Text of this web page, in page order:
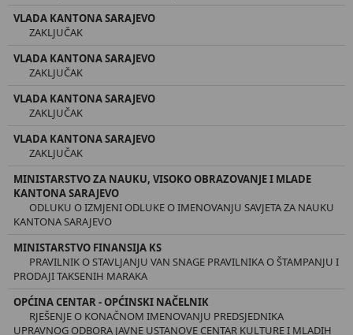
VLADA KANTONA SARAJEVO
ZAKLJUČAK
VLADA KANTONA SARAJEVO
ZAKLJUČAK
VLADA KANTONA SARAJEVO
ZAKLJUČAK
VLADA KANTONA SARAJEVO
ZAKLJUČAK
MINISTARSTVO ZA NAUKU, VISOKO OBRAZOVANJE I MLADE
KANTONA SARAJEVO
ODLUKU O IZMJENI ODLUKE O IMENOVANJU SAVJETA ZA NAUKU
KANTONA SARAJEVO
MINISTARSTVO FINANSIJA KS
PRAVILNIK O STAVLJANJU VAN SNAGE PRAVILNIKA O ŠTAMPANJU I
PRODAJI TAKSENIH MARAKA
OPĆINA CENTAR - OPĆINSKI NAČELNIK
RJEŠENJE O KONAČNOM IMENOVANJU PREDSJEDNIKA
UPRAVNOG ODBORA JAVNE USTANOVE CENTAR KULTURE I MLADIH